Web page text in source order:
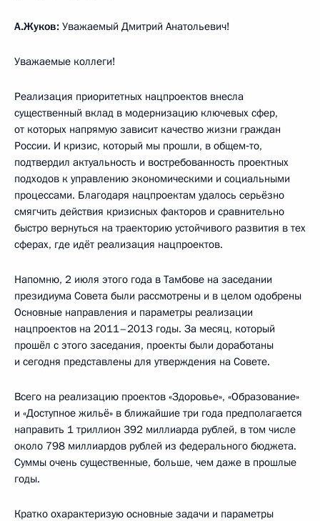
А.Жуков: Уважаемый Дмитрий Анатольевич!
Уважаемые коллеги!
Реализация приоритетных нацпроектов внесла
существенный вклад в модернизацию ключевых сфер,
от которых напрямую зависит качество жизни граждан
России. И кризис, который мы прошли, в общем‑то,
подтвердил актуальность и востребованность проектных
подходов к управлению экономическими и социальными
процессами. Благодаря нацпроектам удалось серьёзно
смягчить действия кризисных факторов и сравнительно
быстро вернуться на траекторию устойчивого развития в тех
сферах, где идёт реализация нацпроектов.
Напомню, 2 июля этого года в Тамбове на заседании
президиума Совета были рассмотрены и в целом одобрены
Основные направления и параметры реализации
нацпроектов на 2011–2013 годы. За месяц, который
прошёл с этого заседания, проекты были доработаны
и сегодня представлены для утверждения на Совете.
Всего на реализацию проектов «Здоровье», «Образование»
и «Доступное жильё» в ближайшие три года предполагается
направить 1 триллион 392 миллиарда рублей, в том числе
около 798 миллиардов рублей из федерального бюджета.
Суммы очень существенные, больше, чем даже в прошлые
годы.
Кратко охарактеризую основные задачи и параметры